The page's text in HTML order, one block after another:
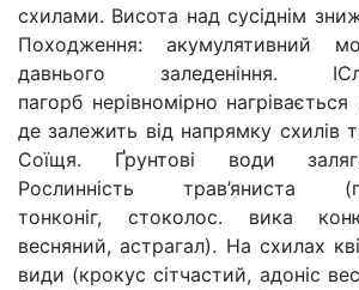
схилами. Висота над сусіднім
Походження: акумулятивний
давнього заледеніння.
пагорб нерівномірно
де залежить від напрямку схилів
Соїщя. Ґрунтові води
Рослинність трав’яниста
тонконіг, стоколос. вика
весняний, астрагал). На схилах
види (крокус сітчастий, адоніс